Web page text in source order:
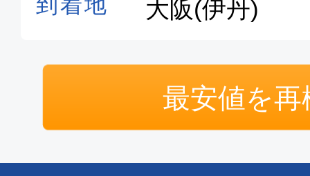
最安値を再